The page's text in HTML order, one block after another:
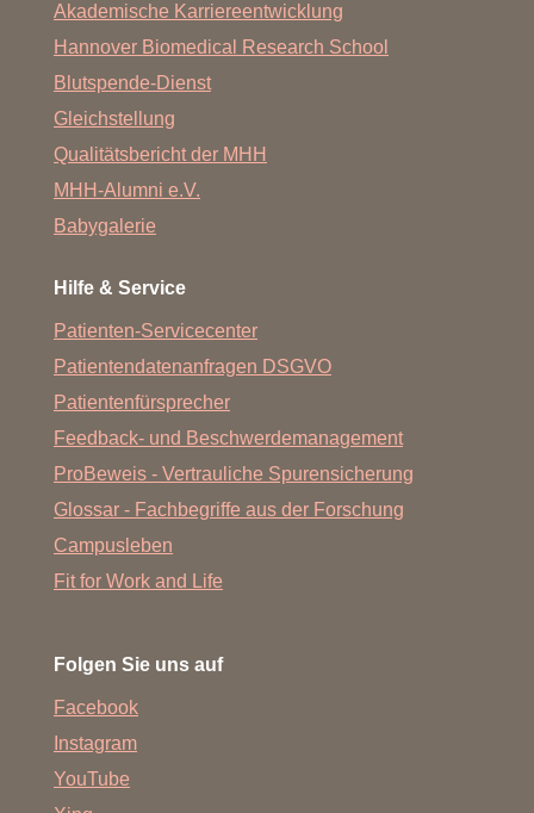
Akademische Karriereentwicklung
Hannover Biomedical Research School
Blutspende-Dienst
Gleichstellung
Qualitätsbericht der MHH
MHH-Alumni e.V.
Babygalerie
Hilfe & Service
Patienten-Servicecenter
Patientendatenanfragen DSGVO
Patientenfürsprecher
Feedback- und Beschwerdemanagement
ProBeweis - Vertrauliche Spurensicherung
Glossar - Fachbegriffe aus der Forschung
Campusleben
Fit for Work and Life
Folgen Sie uns auf
Facebook
Instagram
YouTube